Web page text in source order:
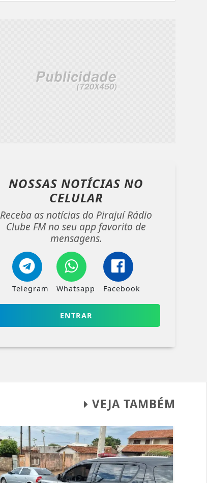
NOSSAS NOTÍCIASNO
CELULAR
Receba as notícias do Pirajuí Rádio
Clube FM no seu app favorito de
mensagens.
Telegram Whatsapp Facebook
ENTRAR
VEJA TAMBÉM